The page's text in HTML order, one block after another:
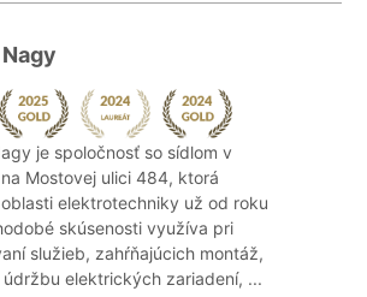
je spoločnosť so sídlom v
Mostovej ulici 484, ktorá
elektrotechniky už od roku
skúsenosti využíva pri
služieb, zahŕňajúcich montáž,
elektrických zariadení, ...